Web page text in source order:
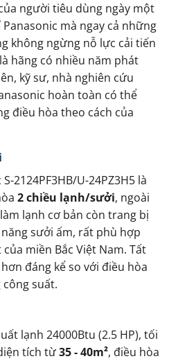
người tiêu dùng ngày một
mà ngay cả những
không ngừng nỗ lực cải tiến
hãng có nhiều năm phát
kỹ sư, nhà nghiên cứu
hoàn toàn có thể
điều hòa theo cách của
2124PF3HB/U-24PZ3H5 là
2 chiều lạnh/sưởi, ngoài
lạnh cơ bản còn trang bị
sưởi ấm, rất phù hợp
miền Bắc Việt Nam. Tất
đáng kể so với điều hòa
công suất.
lạnh 24000Btu (2.5 HP), tối
tích từ35 - 40m², điều hòa